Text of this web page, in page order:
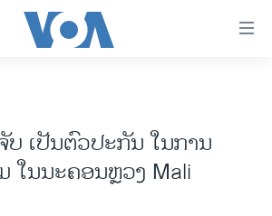
ທີບໍດີ ສະຫະລັດ 2024
ເປັນຕົວປະກັນ ໃນການ
ໃນນະຄອນຫຼວງ Mali